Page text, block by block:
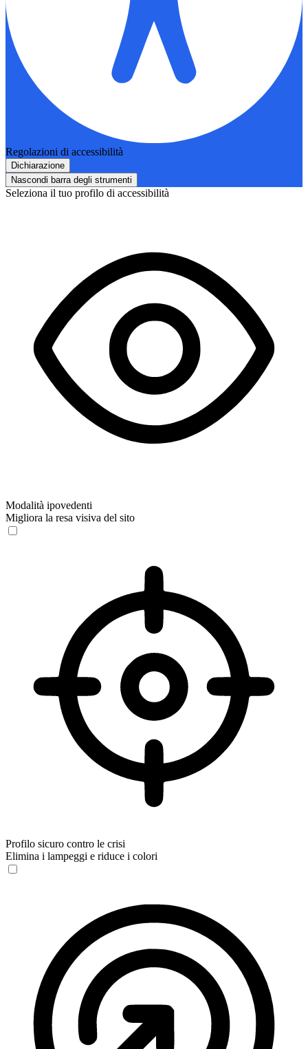
Regolazioni di accessibilità
Dichiarazione
Nascondi barra degli strumenti
Seleziona il tuo profilo di accessibilità
Modalità ipovedenti
Migliora la resa visiva del sito
Profilo sicuro contro le crisi
Elimina i lampeggi e riduce i colori